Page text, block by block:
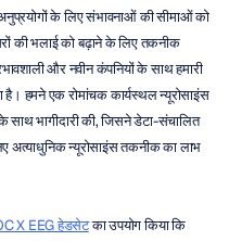
के लिए संभावनाओं की सीमाओं को
की भलाई को बढ़ाने के लिए तकनीक
और नवीन कंपनियों के साथ हमारी
है। हमने एक रोमांचक कार्यस्थल न्यूरोसाइंस
भागीदारी की, जिसने डेटा-संचालित
अत्याधुनिक न्यूरोसाइंस तकनीक का लाभ
X EEG हेडसेट का उपयोग किया कि